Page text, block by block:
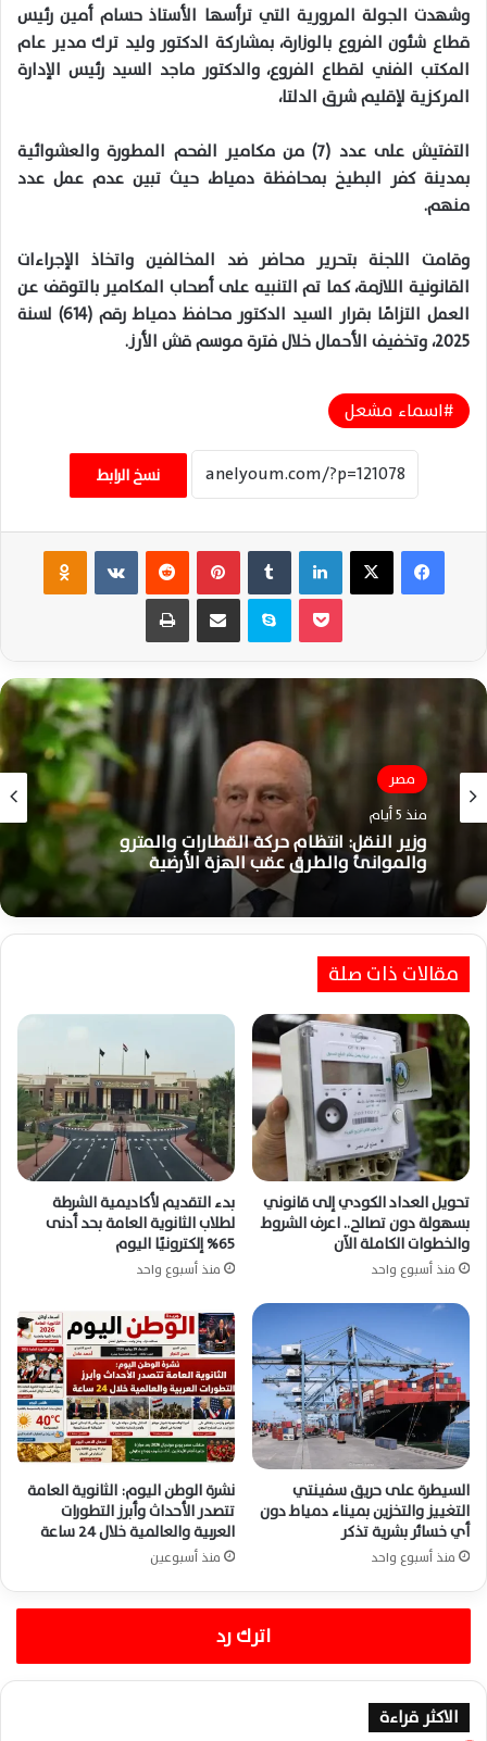
وشهدت الجولة المرورية التي ترأسها الأستاذ حسام أمين رئيس
قطاع شئون الفروع بالوزارة، بمشاركة الدكتور وليد ترك مدير عام
المكتب الفني لقطاع الفروع، والدكتور ماجد السيد رئيس الإدارة
المركزية لإقليم شرق الدلتا،
التفتيش على عدد (٧) من مكامير الفحم المطورة والعشوائية
بمدينة كفر البطيخ بمحافظة دمياط، حيث تبين عدم عمل عدد
منهم.
وقامت اللجنة بتحرير محاضر ضد المخالفين واتخاذ الإجراءات
القانونية اللازمة، كما تم التنبيه على أصحاب المكامير بالتوقف عن
العمل التزامًا بقرار السيد الدكتور محافظ دمياط رقم (614) لسنة
2025، وتخفيف الأحمال خلال فترة موسم قش الأرز.
اسماء مشعل
نسخ الرابط
فيسبوك ‫X لينكدإن بينتيريست ‏VKontakte
سكايب مشاركة عبر البريد طباعة
مصر
منذ 5 أيام
وزير النقل: انتظام حركة القطارات والمترو
والموانئ والطرق عقب الهزة الأرضية
الأخبار
منذ 6 أيام
مطار القاهرة يواصل التشغيل بكفاءة وانتظام
كامل رغم هزة أرضية شعر بها المواطنون
مقالات ذات صلة
تحويل العداد الكودي إلى قانوني
بسهولة دون تصالح.. اعرف الشروط
والخطوات الكاملة الآن
منذ أسبوع واحد
بدء التقديم لأكاديمية الشرطة
لطلاب الثانوية العامة بحد أدنى
65% إلكترونيًا اليوم
منذ أسبوع واحد
السيطرة على حريق سفينتي
التغييز والتخزين بميناء دمياط دون
أي خسائر بشرية تذكر
منذ أسبوع واحد
نشرة الوطن اليوم: الثانوية العامة
تتصدر الأحداث وأبرز التطورات
العربية والعالمية خلال 24 ساعة
منذ أسبوعين
اترك رد
الاكثر قراءة